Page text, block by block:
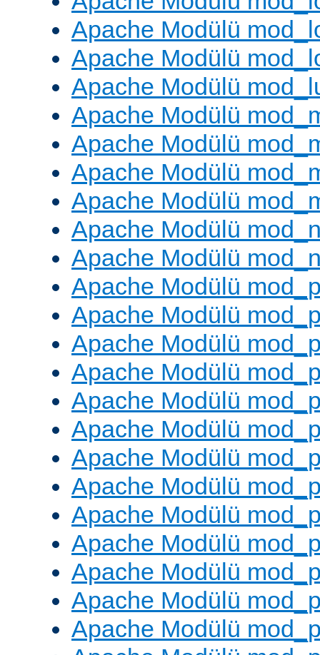
Apache Modülü
Apache Modülü
Apache Modülü
Apache Modülü
Apache Modülü
Apache Modülü
Apache Modülü
Apache Modülü
Apache Modülü
Apache Modülü
Apache Modülü
Apache Modülü
Apache Modülü
Apache Modülü
Apache Modülü
Apache Modülü
Apache Modülü
Apache Modülü
Apache Modülü
Apache Modülü
Apache Modülü
Apache Modülü